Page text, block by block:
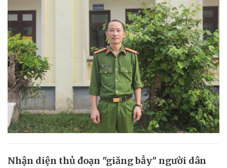
Nhận diện thủ đoạn "giăng bẫy" người dân